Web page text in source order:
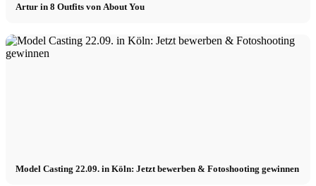
Artur in 8 Outfits von About You
Model Casting 22.09. in Köln: Jetzt bewerben & Fotoshooting gewinnen